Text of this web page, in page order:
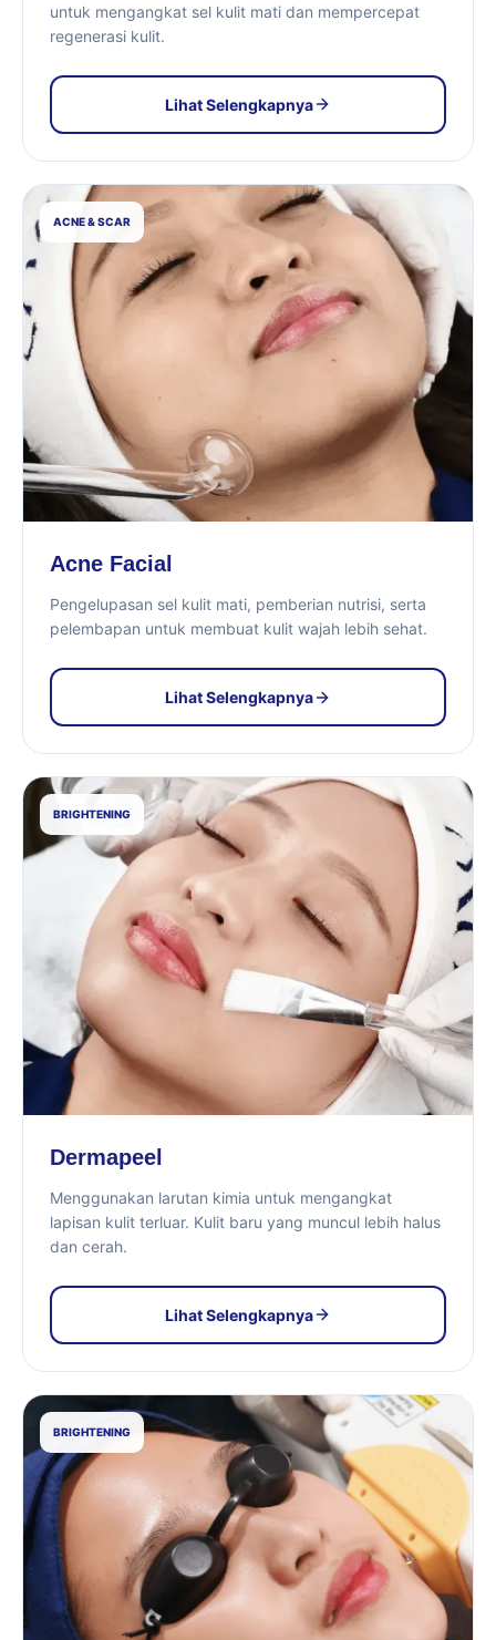
untuk mengangkat sel kulit mati dan mempercepat
regenerasi kulit.
Lihat Selengkapnya
ACNE & SCAR
Acne Facial
Pengelupasan sel kulit mati, pemberian nutrisi, serta
pelembapan untuk membuat kulit wajah lebih sehat.
Lihat Selengkapnya
BRIGHTENING
Dermapeel
Menggunakan larutan kimia untuk mengangkat
lapisan kulit terluar. Kulit baru yang muncul lebih halus
dan cerah.
Lihat Selengkapnya
BRIGHTENING